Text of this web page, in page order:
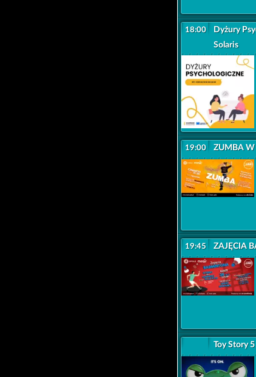
18:00
Dyżury
Solaris
19:00 ZUMBA W
19:45 ZAJĘCIA
Toy Story 5